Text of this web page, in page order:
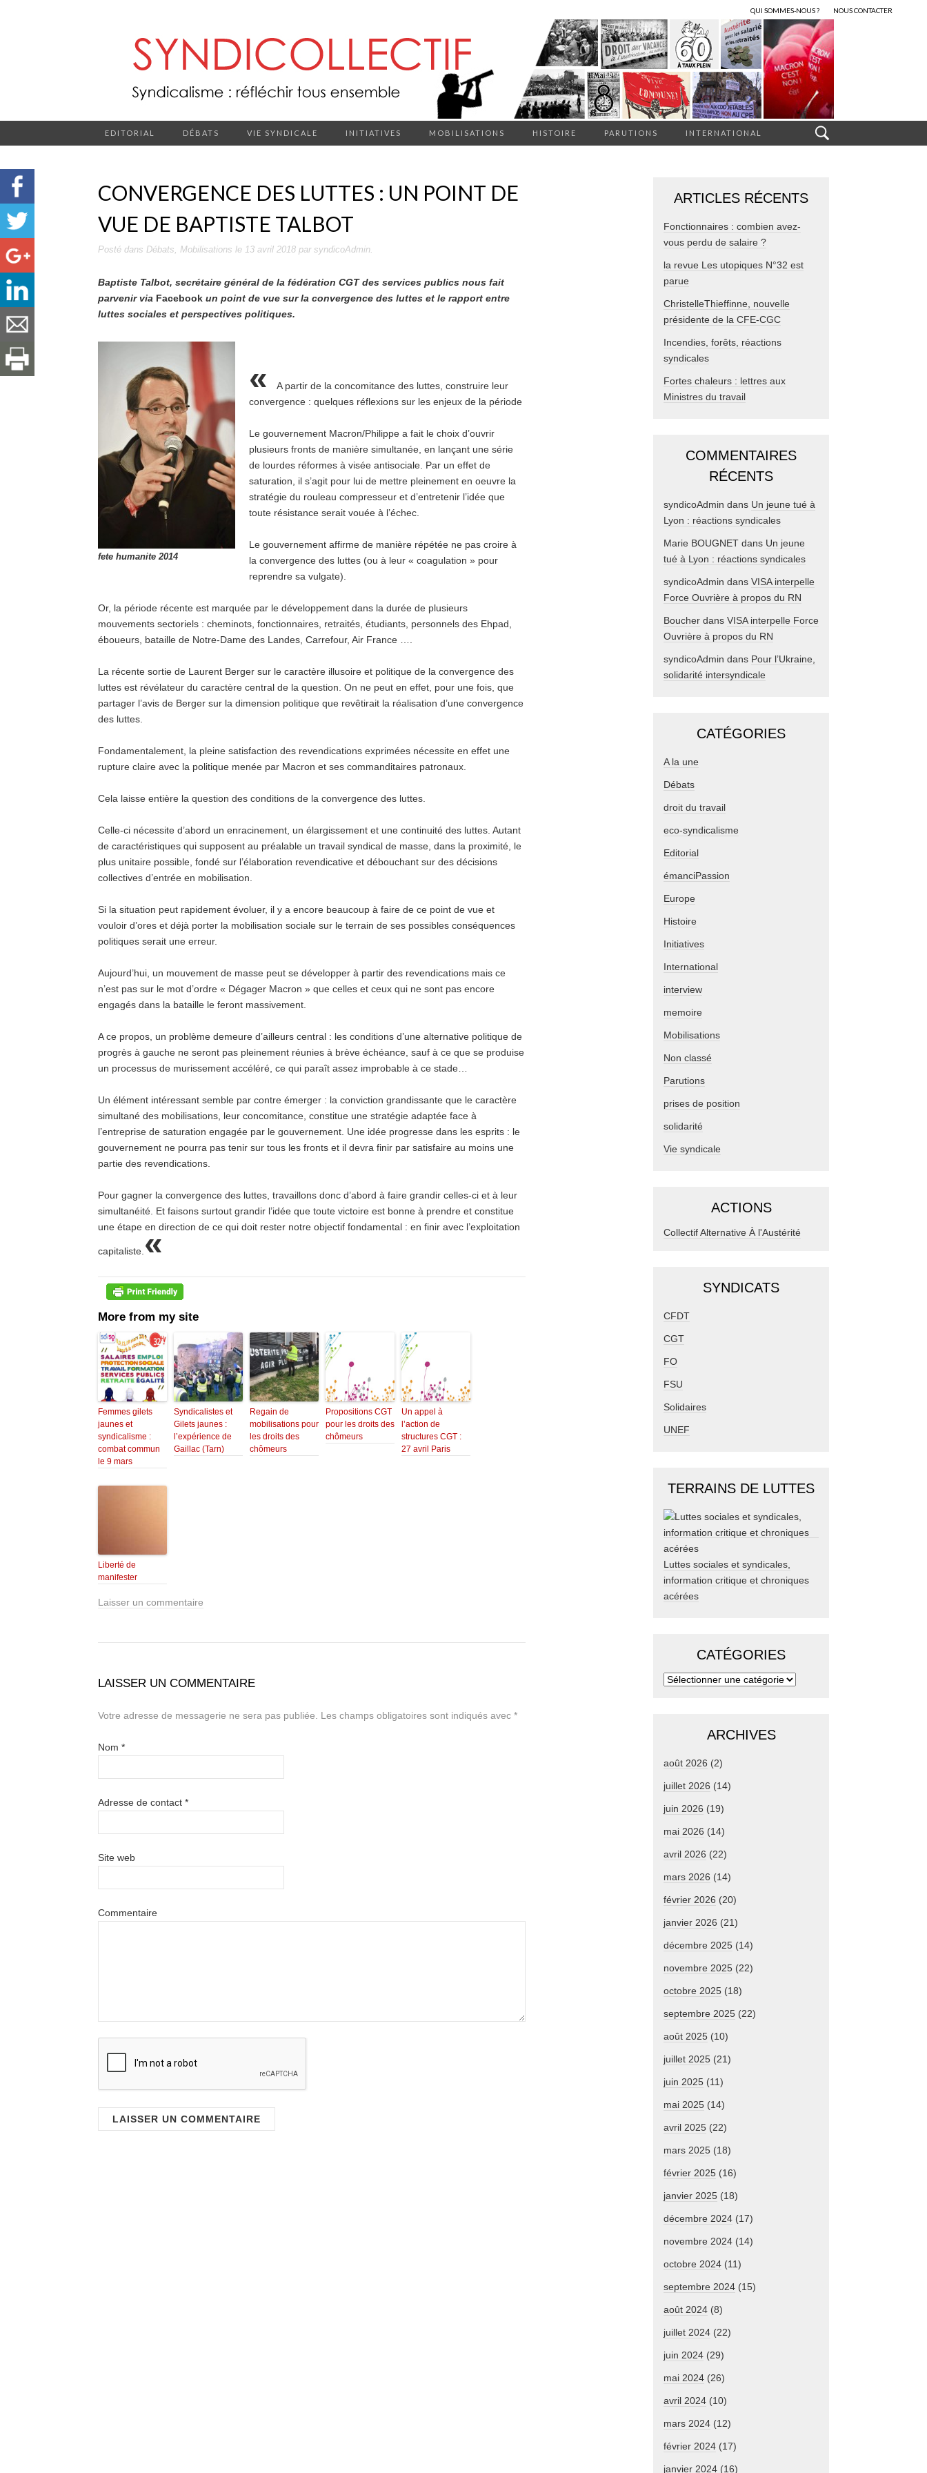
QUI SOMMES-NOUS ? NOUS CONTACTER
EDITORIAL DÉBATS VIE SYNDICALE INITIATIVES MOBILISATIONS HISTOIRE PARUTIONS INTERNATIONAL
CONVERGENCE DES LUTTES : UN POINT DE
VUE DE BAPTISTE TALBOT
Posté dans Débats, Mobilisations le 13 avril 2018 par syndicoAdmin.
Baptiste Talbot, secrétaire général de la fédération CGT des services publics nous fait
parvenir via Facebook un point de vue sur la convergence des luttes et le rapport entre
luttes sociales et perspectives politiques.
fete humanite 2014
«
A partir de la concomitance des luttes, construire leur
convergence : quelques réflexions sur les enjeux de la période
Le gouvernement Macron/Philippe a fait le choix d’ouvrir
plusieurs fronts de manière simultanée, en lançant une série
de lourdes réformes à visée antisociale. Par un effet de
saturation, il s’agit pour lui de mettre pleinement en oeuvre la
stratégie du rouleau compresseur et d’entretenir l’idée que
toute résistance serait vouée à l’échec.
Le gouvernement affirme de manière répétée ne pas croire à
la convergence des luttes (ou à leur « coagulation » pour
reprendre sa vulgate).
Or, la période récente est marquée par le développement dans la durée de plusieurs
mouvements sectoriels : cheminots, fonctionnaires, retraités, étudiants, personnels des Ehpad,
éboueurs, bataille de Notre-Dame des Landes, Carrefour, Air France ….
La récente sortie de Laurent Berger sur le caractère illusoire et politique de la convergence des
luttes est révélateur du caractère central de la question. On ne peut en effet, pour une fois, que
partager l’avis de Berger sur la dimension politique que revêtirait la réalisation d’une convergence
des luttes.
Fondamentalement, la pleine satisfaction des revendications exprimées nécessite en effet une
rupture claire avec la politique menée par Macron et ses commanditaires patronaux.
Cela laisse entière la question des conditions de la convergence des luttes.
Celle-ci nécessite d’abord un enracinement, un élargissement et une continuité des luttes. Autant
de caractéristiques qui supposent au préalable un travail syndical de masse, dans la proximité, le
plus unitaire possible, fondé sur l’élaboration revendicative et débouchant sur des décisions
collectives d’entrée en mobilisation.
Si la situation peut rapidement évoluer, il y a encore beaucoup à faire de ce point de vue et
vouloir d’ores et déjà porter la mobilisation sociale sur le terrain de ses possibles conséquences
politiques serait une erreur.
Aujourd’hui, un mouvement de masse peut se développer à partir des revendications mais ce
n’est pas sur le mot d’ordre « Dégager Macron » que celles et ceux qui ne sont pas encore
engagés dans la bataille le feront massivement.
A ce propos, un problème demeure d’ailleurs central : les conditions d’une alternative politique de
progrès à gauche ne seront pas pleinement réunies à brève échéance, sauf à ce que se produise
un processus de murissement accéléré, ce qui paraît assez improbable à ce stade…
Un élément intéressant semble par contre émerger : la conviction grandissante que le caractère
simultané des mobilisations, leur concomitance, constitue une stratégie adaptée face à
l’entreprise de saturation engagée par le gouvernement. Une idée progresse dans les esprits : le
gouvernement ne pourra pas tenir sur tous les fronts et il devra finir par satisfaire au moins une
partie des revendications.
Pour gagner la convergence des luttes, travaillons donc d’abord à faire grandir celles-ci et à leur
simultanéité. Et faisons surtout grandir l’idée que toute victoire est bonne à prendre et constitue
une étape en direction de ce qui doit rester notre objectif fondamental : en finir avec l’exploitation
capitaliste. «
More from my site
Femmes gilets
jaunes et
syndicalisme :
combat commun
le 9 mars
Syndicalistes et
Gilets jaunes :
l’expérience de
Gaillac (Tarn)
Regain de
mobilisations pour
les droits des
chômeurs
Propositions CGT
pour les droits des
chômeurs
Un appel à
l’action de
structures CGT :
27 avril Paris
Liberté de
manifester
Laisser un commentaire
LAISSER UN COMMENTAIRE
Votre adresse de messagerie ne sera pas publiée. Les champs obligatoires sont indiqués avec *
Nom *
Adresse de contact *
Site web
Commentaire
ARTICLES RÉCENTS
Fonctionnaires : combien avez-
vous perdu de salaire ?
la revue Les utopiques N°32 est
parue
ChristelleThieffinne, nouvelle
présidente de la CFE-CGC
Incendies, forêts, réactions
syndicales
Fortes chaleurs : lettres aux
Ministres du travail
COMMENTAIRES
RÉCENTS
syndicoAdmin dans Un jeune tué à
Lyon : réactions syndicales
Marie BOUGNET dans Un jeune
tué à Lyon : réactions syndicales
syndicoAdmin dans VISA interpelle
Force Ouvrière à propos du RN
Boucher dans VISA interpelle Force
Ouvrière à propos du RN
syndicoAdmin dans Pour l’Ukraine,
solidarité intersyndicale
CATÉGORIES
A la une
Débats
droit du travail
eco-syndicalisme
Editorial
émanciPassion
Europe
Histoire
Initiatives
International
interview
memoire
Mobilisations
Non classé
Parutions
prises de position
solidarité
Vie syndicale
ACTIONS
Collectif Alternative À l'Austérité
SYNDICATS
CFDT
CGT
FO
FSU
Solidaires
UNEF
TERRAINS DE LUTTES
Luttes sociales et syndicales,
information critique et chroniques
acérées
CATÉGORIES
ARCHIVES
août 2026 (2)
juillet 2026 (14)
juin 2026 (19)
mai 2026 (14)
avril 2026 (22)
mars 2026 (14)
février 2026 (20)
janvier 2026 (21)
décembre 2025 (14)
novembre 2025 (22)
octobre 2025 (18)
septembre 2025 (22)
août 2025 (10)
juillet 2025 (21)
juin 2025 (11)
mai 2025 (14)
avril 2025 (22)
mars 2025 (18)
février 2025 (16)
janvier 2025 (18)
décembre 2024 (17)
novembre 2024 (14)
octobre 2024 (11)
septembre 2024 (15)
août 2024 (8)
juillet 2024 (22)
juin 2024 (29)
mai 2024 (26)
avril 2024 (10)
mars 2024 (12)
février 2024 (17)
janvier 2024 (16)